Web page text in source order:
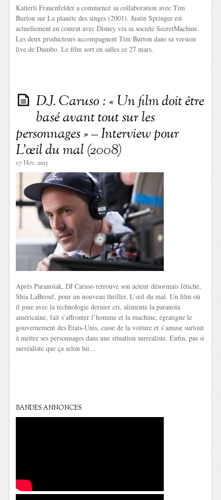
Katterli Frauenfelder a commencé sa collaboration avec Tim
Burton sur La planète des singes (2001). Justin Springer est
actuellement en contrat avec Disney via sa société SecretMachine.
Les deux producteurs accompagnent Tim Burton dans sa version
live de Dumbo. Le film sort en salles ce 27 mars.
D.J. Caruso : « Un film doit être
basé avant tout sur les
personnages » – Interview pour
L’œil du mal (2008)
17 Nov. 2015
Après Paranoïak, DJ Caruso retrouve son acteur désormais fétiche,
Shia LaBeouf, pour un nouveau thriller, L’œil du mal. Un film où
il joue avec la technologie dernier cri, alimente la paranoïa
américaine, fait s’affronter l’homme et la machine, égratigne le
gouvernement des Etats-Unis, casse de la voiture et s’amuse surtout
à mettre ses personnages dans une situation surréaliste. Enfin, pas si
surréaliste que ça selon lui…
BANDES ANNONCES